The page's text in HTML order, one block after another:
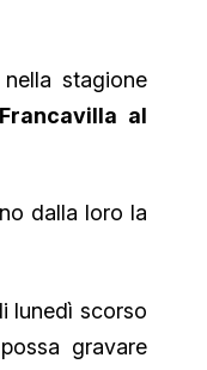
stagione
Francavilla al
dalla loro la
lunedì scorso
gravare